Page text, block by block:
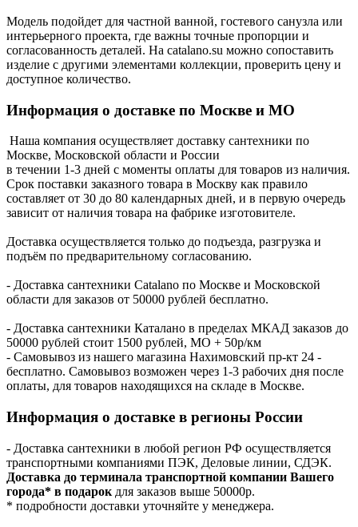
Модель подойдет для частной ванной, гостевого санузла или
интерьерного проекта, где важны точные пропорции и
согласованность деталей. На catalano.su можно сопоставить
изделие с другими элементами коллекции, проверить цену и
доступное количество.
Информация о доставке по Москве и МО
Наша компания осуществляет доставку сантехники по
Москве, Московской области и России
в течении 1-3 дней с моменты оплаты для товаров из наличия.
Срок поставки заказного товара в Москву как правило
составляет от 30 до 80 календарных дней, и в первую очередь
зависит от наличия товара на фабрике изготовителе.
Доставка осуществляется только до подъезда, разгрузка и
подъём по предварительному согласованию.
- Доставка сантехники Catalano по Москве и Московской
области для заказов от 50000 рублей бесплатно.
- Доставка сантехники Каталано в пределах МКАД заказов до
50000 рублей стоит 1500 рублей, МО + 50р/км
- Самовывоз из нашего магазина Нахимовский пр-кт 24 -
бесплатно. Самовывоз возможен через 1-3 рабочих дня после
оплаты, для товаров находящихся на складе в Москве.
Информация о доставке в регионы России
- Доставка сантехники в любой регион РФ осуществляется
транспортными компаниями ПЭК, Деловые линии, СДЭК.
Доставка до терминала транспортной компании Вашего
города* в подарок для заказов выше 50000р.
* подробности доставки уточняйте у менеджера.